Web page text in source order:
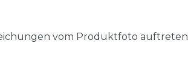
vom Produktfoto auftreten